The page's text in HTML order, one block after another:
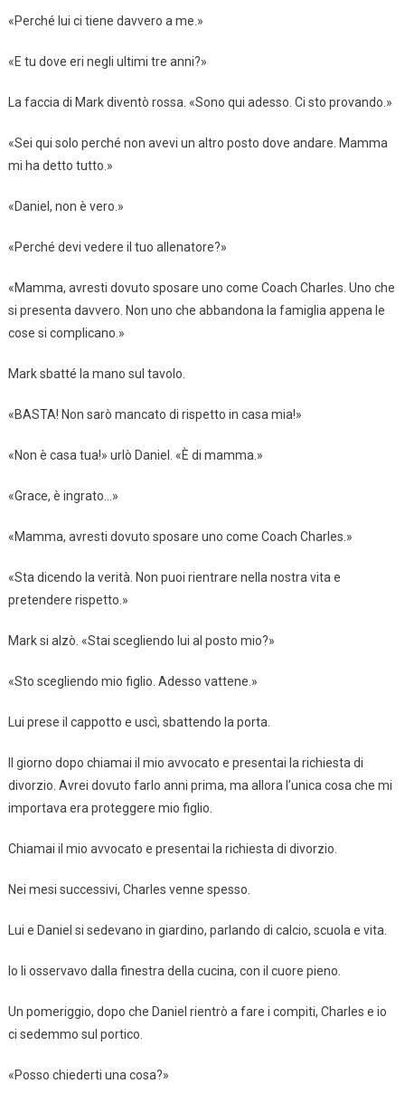
«Perché lui ci tiene davvero a me.»
«E tu dove eri negli ultimi tre anni?»
La faccia di Mark diventò rossa. «Sono qui adesso. Ci sto provando.»
«Sei qui solo perché non avevi un altro posto dove andare. Mamma
mi ha detto tutto.»
«Daniel, non è vero.»
«Perché devi vedere il tuo allenatore?»
«Mamma, avresti dovuto sposare uno come Coach Charles. Uno che
si presenta davvero. Non uno che abbandona la famiglia appena le
cose si complicano.»
Mark sbatté la mano sul tavolo.
«BASTA! Non sarò mancato di rispetto in casa mia!»
«Non è casa tua!» urlò Daniel. «È di mamma.»
«Grace, è ingrato…»
«Mamma, avresti dovuto sposare uno come Coach Charles.»
«Sta dicendo la verità. Non puoi rientrare nella nostra vita e
pretendere rispetto.»
Mark si alzò. «Stai scegliendo lui al posto mio?»
«Sto scegliendo mio figlio. Adesso vattene.»
Lui prese il cappotto e uscì, sbattendo la porta.
Il giorno dopo chiamai il mio avvocato e presentai la richiesta di
divorzio. Avrei dovuto farlo anni prima, ma allora l’unica cosa che mi
importava era proteggere mio figlio.
Chiamai il mio avvocato e presentai la richiesta di divorzio.
Nei mesi successivi, Charles venne spesso.
Lui e Daniel si sedevano in giardino, parlando di calcio, scuola e vita.
Io li osservavo dalla finestra della cucina, con il cuore pieno.
Un pomeriggio, dopo che Daniel rientrò a fare i compiti, Charles e io
ci sedemmo sul portico.
«Posso chiederti una cosa?»